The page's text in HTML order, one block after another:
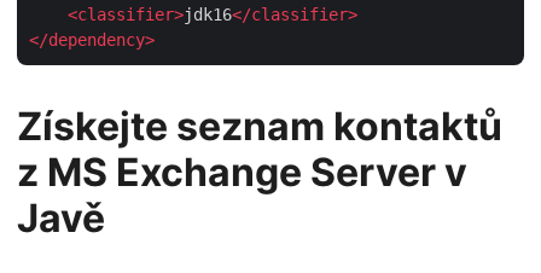
<classifier>jdk16</classifier>
</dependency>
Získejte seznam kontaktů
z MS Exchange Server v
Javě